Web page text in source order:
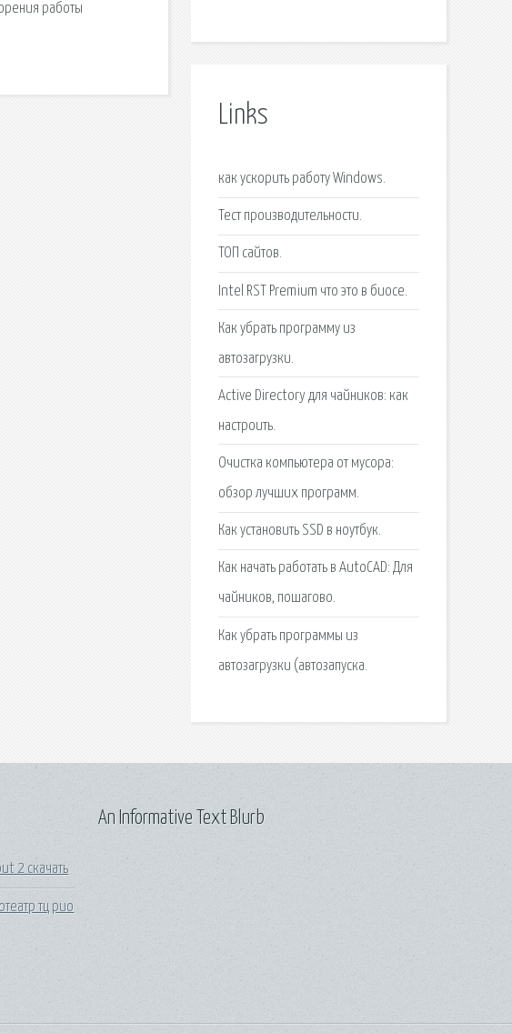
работы
Links
как ускорить работу Windows.
Тест производительности.
ТОП сайтов.
Intel RST Premium что это в биосе.
Как убрать программу из
автозагрузки.
Active Directory для чайников: как
настроить.
Очистка компьютера от мусора:
обзор лучших программ.
Как установить SSD в ноутбук.
Как начать работать в AutoCAD: Для
чайников, пошагово.
Как убрать программы из
автозагрузки (автозапуска.
2 скачать
тц рио
An Informative Text Blurb